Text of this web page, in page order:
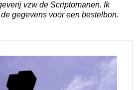
vzw de Scriptomanen. Ik
gegevens voor een bestelbon.